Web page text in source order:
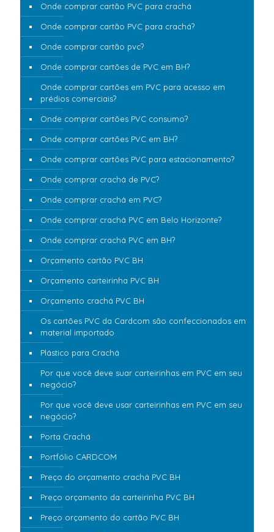
Onde comprar cartão PVC para crachá
Onde comprar cartão PVC para crachá?
Onde comprar cartão pvc?
Onde comprar cartões de PVC em BH?
Onde comprar cartões em PVC para acesso em
prédios comerciais?
Onde comprar cartões PVC consumo?
Onde comprar cartões PVC em BH?
Onde comprar cartões PVC para estacionamento?
Onde comprar crachá de PVC?
Onde comprar crachá em PVC?
Onde comprar crachá PVC em Belo Horizonte?
Onde comprar crachá PVC em BH?
Orçamento cartão PVC BH
Orçamento carteirinha PVC BH
Orçamento crachá PVC BH
Os cartões PVC da Cardcom são confeccionados em
material importado
Plástico para Crachá
Por que você deve suar carteirinhas em PVC em seu
negócio?
Por que você deve usar carteirinhas em PVC em seu
negócio?
Porta Crachá
Portfólio CARDCOM
Preço do orçamento crachá PVC BH
Preço orçamento da carteirinha PVC BH
Preço orçamento do cartão PVC BH